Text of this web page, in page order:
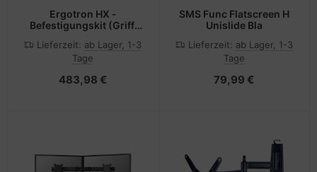
Ergotron HX -
Befestigungskit (Griff,
Spannbefestigung für
Tisch,
Drehgelenke,
Zoll)
Lieferzeit: ab Lager, 1-3
Tage
483,98 €
SMS Func Flatscreen H
Unislide Bla
Lieferzeit: ab Lager, 1-3
Tage
79,99 €